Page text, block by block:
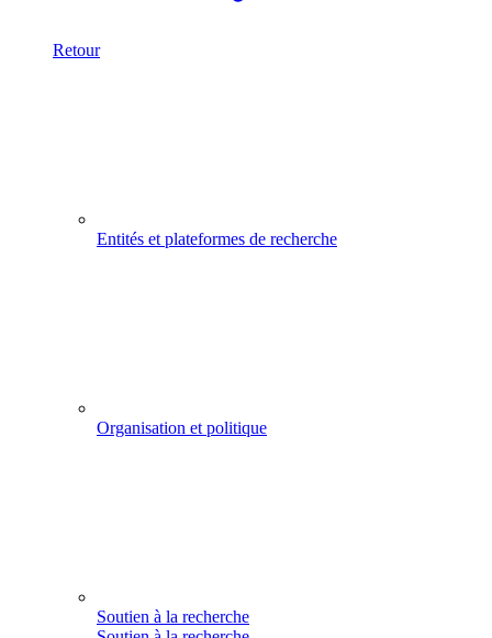
Retour
Entités et plateformes de recherche
Organisation et politique
Soutien à la recherche